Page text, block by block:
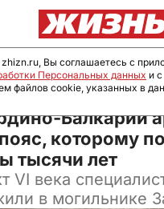
13:30
Балкарии
которому
тысячи лет
VI века
в могильнике
Вы соглашаетесь с
Персональных данных и с
файлов cookie, указанных в